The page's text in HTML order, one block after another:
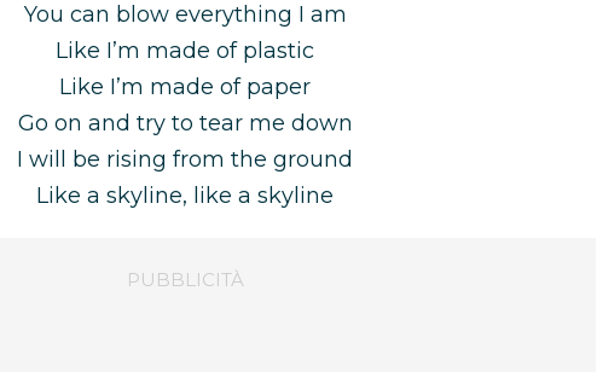
You can blow everything I am
Like I’m made of plastic
Like I’m made of paper
Go on and try to tear me down
I will be rising from the ground
Like a skyline, like a skyline